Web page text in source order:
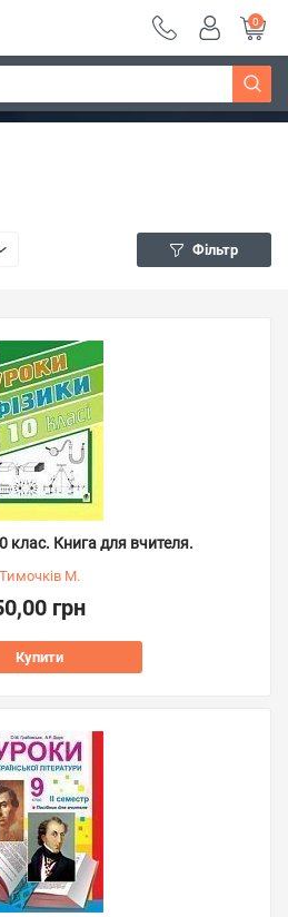
~ 250 грн ~
Дізнатись більше
0
Фільтр
клас. Книга для вчителя.
Тимочків М.
грн
Купити